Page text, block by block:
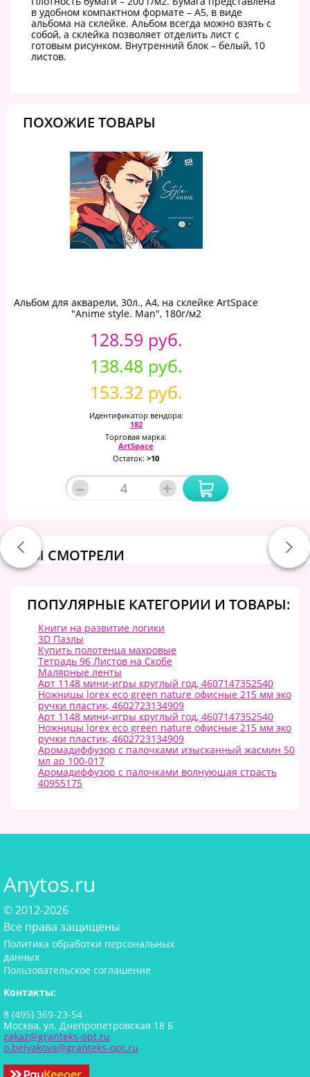
в удобном компактном формате – А5, в виде
альбома на склейке. Альбом всегда можно взять с
собой, а склейка позволяет отделить лист с
готовым рисунком. Внутренний блок – белый, 10
листов.
ПОХОЖИЕ ТОВАРЫ
Альбом для акварели, 30л., А4, на склейке ArtSpace
"Anime style. Man", 180г/м2
128.59 руб.
138.48 руб.
153.32 руб.
Идентификатор вендора:
182
Торговая марка:
ArtSpace
Остаток: >10
– +
ВЫ СМОТРЕЛИ
ПОПУЛЯРНЫЕ КАТЕГОРИИ И ТОВАРЫ:
Книги на развитие логики
3D Пазлы
Купить полотенца махровые
Тетрадь 96 Листов на Скобе
Малярные ленты
Арт 1148 мини-игры круглый год, 4607147352540
Ножницы lorex eco green nature офисные 215 мм эко
ручки пластик, 4602723134909
Арт 1148 мини-игры круглый год, 4607147352540
Ножницы lorex eco green nature офисные 215 мм эко
ручки пластик, 4602723134909
Аромадиффузор с палочками изысканный жасмин 50
мл ар 100-017
Аромадиффузор с палочками волнующая страсть
40955175
Anytos.ru
© 2012-2026
Все права защищены
Политика обработки персональных
данных
Пользовательское соглашение
Контакты:
8 (495) 369-23-54
Москва, ул. Днепропетровская 18 Б
zakaz@granteks-opt.ru
o.belyakova@granteks-opt.ru